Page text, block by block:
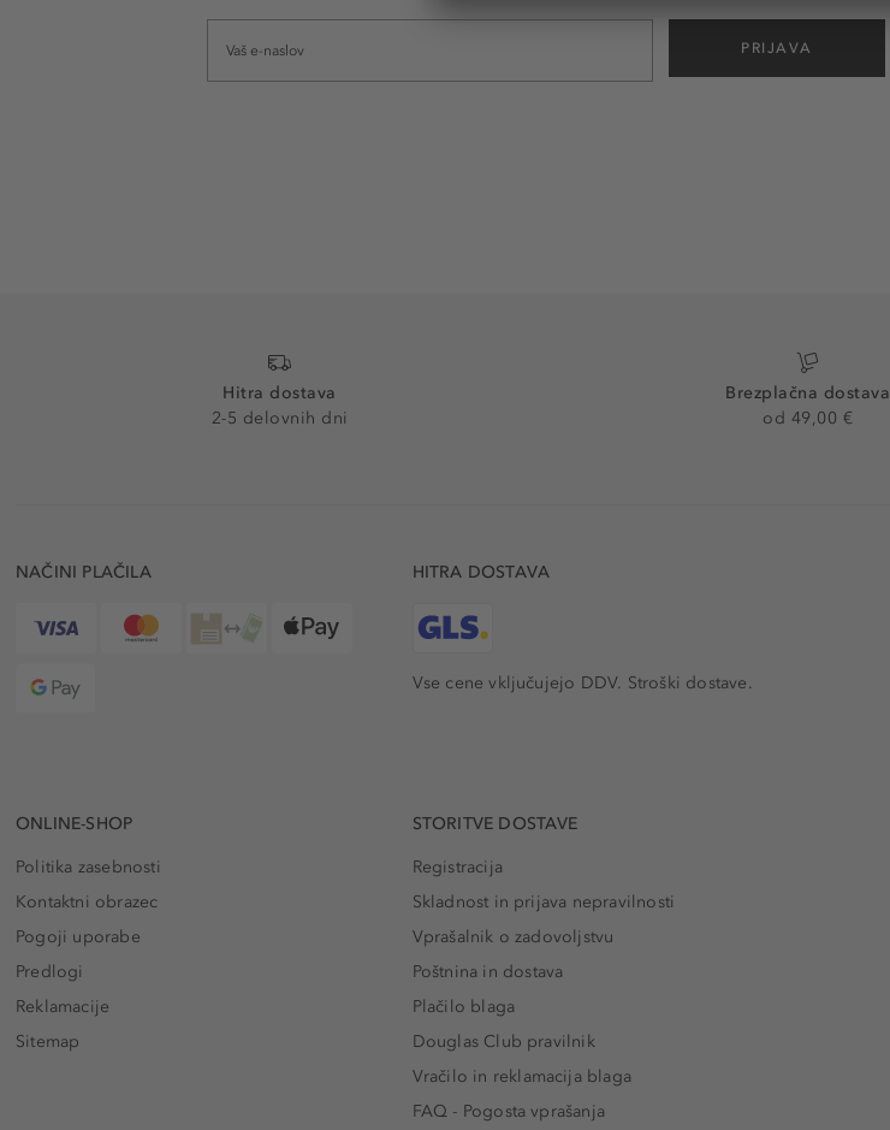
PRIJAVA
Hitra dostava
2-5 delovnih dni
Brezplačna dostava
od 49,00 €
NAČINI PLAČILA HITRA DOSTAVA
Vse cene vključujejo DDV. Stroški dostave.
ONLINE-SHOP
Politika zasebnosti
Kontaktni obrazec
Pogoji uporabe
Predlogi
Reklamacije
Sitemap
STORITVE DOSTAVE
Registracija
Skladnost in prijava nepravilnosti
Vprašalnik o zadovoljstvu
Poštnina in dostava
Plačilo blaga
Douglas Club pravilnik
Vračilo in reklamacija blaga
FAQ - Pogosta vprašanja